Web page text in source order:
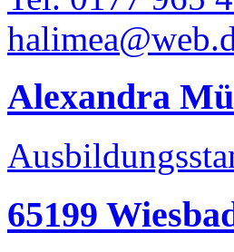
Alexandra
65199